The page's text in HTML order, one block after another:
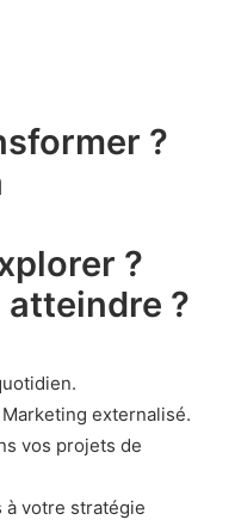
?
?
atteindre ?
externalisé.
vos projets de
à votre stratégie